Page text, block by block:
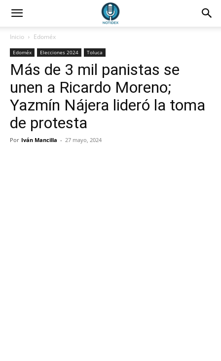
Inicio Edoméx
Edoméx Elecciones 2024 Toluca
Más de 3 mil panistas se
unen a Ricardo Moreno;
Yazmín Nájera lideró la toma
de protesta
Por Iván Mancilla - 27 mayo, 2024